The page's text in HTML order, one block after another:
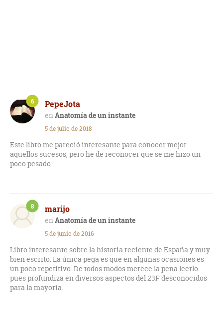
PepeJota
Anatomía de un instante
6
5 de julio de 2018
Este libro me pareció interesante para conocer mejor
aquellos sucesos, pero he de reconocer que se me hizo un
poco pesado.
marijo
Anatomía de un instante
8
5 de junio de 2016
Libro interesante sobre la historia reciente de España y muy
bien escrito. La única pega es que en algunas ocasiones es
un poco repetitivo. De todos modos merece la pena leerlo
pues profundiza en diversos aspectos del 23F desconocidos
para la mayoría.